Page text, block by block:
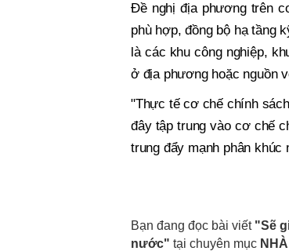
Đề nghị địa phương trên
phù hợp, đồng bộ hạ tầng
là các khu công nghiệp,
ở địa phương hoặc nguồn
"Thực tế cơ chế chính
đây tập trung vào cơ chế
trung đẩy mạnh phân khúc
Bạn đang đọc bài viết "Sẽ
nước" tại chuyên mục